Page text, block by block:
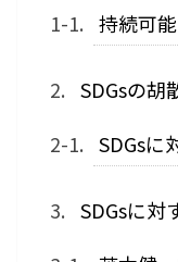
持続可
SDGsの胡
SDGsに
SDGsに対